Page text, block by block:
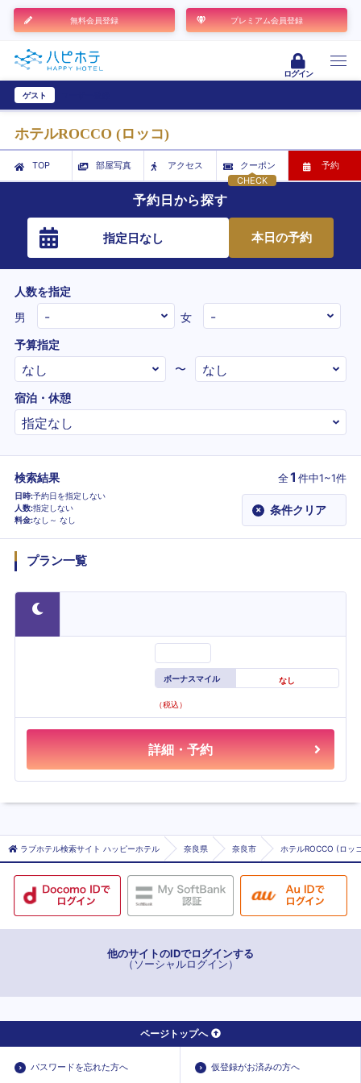
無料会員登録 プレミアム会員登録
ログイン
ゲスト
ホテルROCCO (ロッコ)
TOP 部屋写真
アクセス
CHECK
クーポン 予約
予約日から探す
指定日なし 本日の予約
人数を指定
男
女
予算指定
〜
宿泊・休憩
検索結果 全1 件中1~1件
日時 予約日を指定しない
人数 指定しない
料金 なし～ なし
× 条件クリア
プラン一覧
ボーナスマイル なし
（税込）
詳細・予約
ラブホテル検索サイト ハッピーホテル 奈良県 奈良市 ホテルROCCO (ロッ
他のサイトのIDでログインする
（ソーシャルログイン）
ページトップへ
パスワードを忘れた方へ 仮登録がお済みの方へ